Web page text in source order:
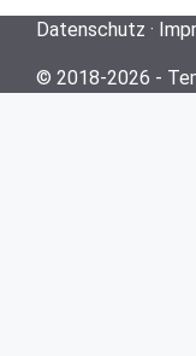
Datenschutz ·
© 2018-2026 -